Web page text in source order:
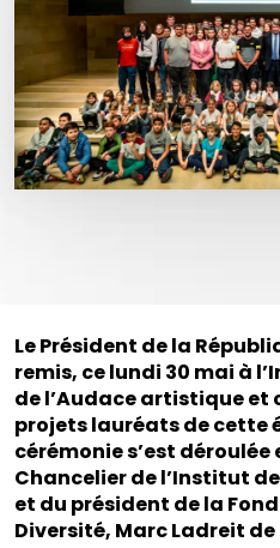
Le Président de la
remis, ce lundi 30 mai à
de l’Audace artistique et
projets lauréats de cette
cérémonie s’est déroulée
Chancelier de l’Institut
et du président de la
Diversité, Marc Ladreit